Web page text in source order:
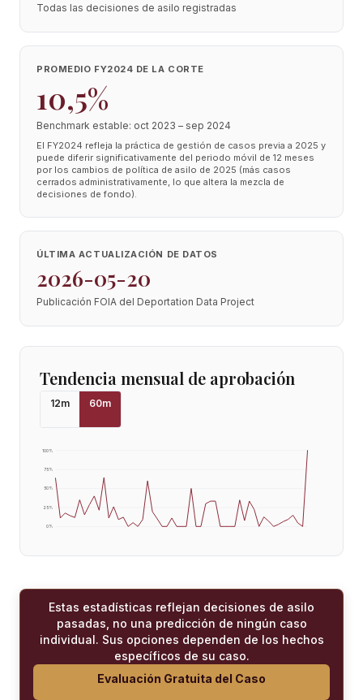
Todas las decisiones de asilo registradas
PROMEDIO FY2024 DE LA CORTE
10,5%
Benchmark estable: oct 2023 – sep 2024
El FY2024 refleja la práctica de gestión de casos previa a 2025 y
puede diferir significativamente del periodo móvil de 12 meses
por los cambios de política de asilo de 2025 (más casos
cerrados administrativamente, lo que altera la mezcla de
decisiones de fondo).
ÚLTIMA ACTUALIZACIÓN DE DATOS
2026-05-20
Publicación FOIA del Deportation Data Project
Tendencia mensual de aprobación
12m 60m
0%
25%
50%
75%
100%
Estas estadísticas reflejan decisiones de asilo
pasadas, no una predicción de ningún caso
individual. Sus opciones dependen de los hechos
específicos de su caso.
Evaluación Gratuita del Caso